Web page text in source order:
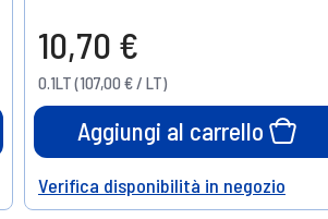
10,70 €
0.1LT (107,00 € / LT)
Aggiungi al carrello
Help
Verifica disponibilità in negozio